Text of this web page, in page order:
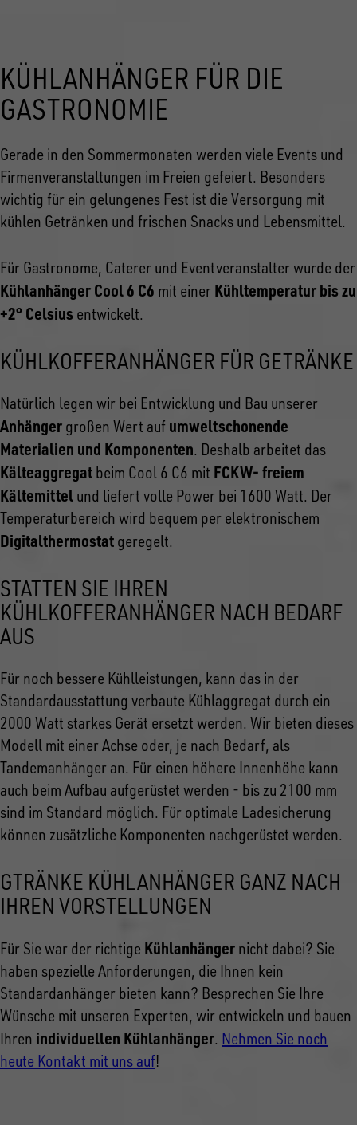
KÜHLANHÄNGER FÜR DIE
GASTRONOMIE
Gerade in den Sommermonaten werden viele Events und
Firmenveranstaltungen im Freien gefeiert. Besonders
wichtig für ein gelungenes Fest ist die Versorgung mit
kühlen Getränken und frischen Snacks und Lebensmittel.
Für Gastronome, Caterer und Eventveranstalter wurde der
Kühlanhänger Cool 6 C6 mit einer Kühltemperatur bis zu
+2° Celsius entwickelt.
KÜHLKOFFERANHÄNGER FÜR GETRÄNKE
Natürlich legen wir bei Entwicklung und Bau unserer
Anhänger großen Wert auf umweltschonende
Materialien und Komponenten. Deshalb arbeitet das
Kälteaggregat beim Cool 6 C6 mit FCKW- freiem
Kältemittel und liefert volle Power bei 1600 Watt. Der
Temperaturbereich wird bequem per elektronischem
Digitalthermostat geregelt.
STATTEN SIE IHREN
KÜHLKOFFERANHÄNGER NACH BEDARF
AUS
Für noch bessere Kühlleistungen, kann das in der
Standardausstattung verbaute Kühlaggregat durch ein
2000 Watt starkes Gerät ersetzt werden. Wir bieten dieses
Modell mit einer Achse oder, je nach Bedarf, als
Tandemanhänger an. Für einen höhere Innenhöhe kann
auch beim Aufbau aufgerüstet werden - bis zu 2100 mm
sind im Standard möglich. Für optimale Ladesicherung
können zusätzliche Komponenten nachgerüstet werden.
GTRÄNKE KÜHLANHÄNGER GANZ NACH
IHREN VORSTELLUNGEN
Für Sie war der richtige Kühlanhänger nicht dabei? Sie
haben spezielle Anforderungen, die Ihnen kein
Standardanhänger bieten kann? Besprechen Sie Ihre
Wünsche mit unseren Experten, wir entwickeln und bauen
Ihren individuellen Kühlanhänger. Nehmen Sie noch
heute Kontakt mit uns auf!